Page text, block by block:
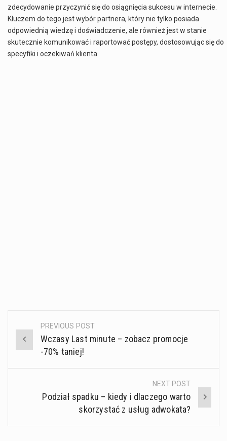
zdecydowanie przyczynić się do osiągnięcia sukcesu w internecie.
Kluczem do tego jest wybór partnera, który nie tylko posiada
odpowiednią wiedzę i doświadczenie, ale również jest w stanie
skutecznie komunikować i raportować postępy, dostosowując się do
specyfiki i oczekiwań klienta.
Post
navigation
PREVIOUS POST
Wczasy Last minute – zobacz promocje
-70% taniej!
NEXT POST
Podział spadku – kiedy i dlaczego warto
skorzystać z usług adwokata?